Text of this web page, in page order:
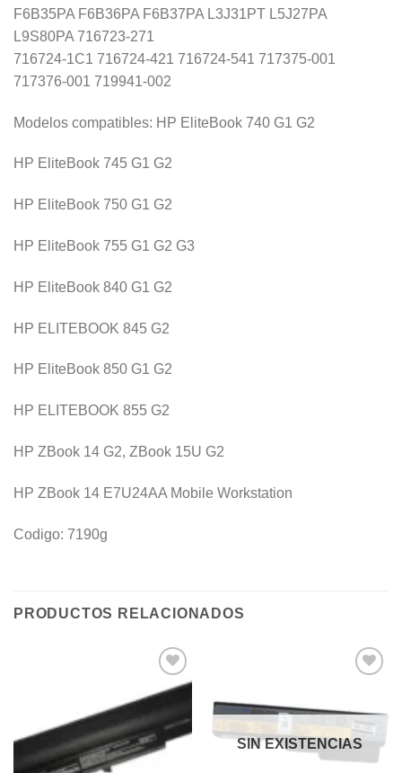
F6B35PA F6B36PA F6B37PA L3J31PT L5J27PA
L9S80PA 716723-271
716724-1C1 716724-421 716724-541 717375-001
717376-001 719941-002
Modelos compatibles: HP EliteBook 740 G1 G2
HP EliteBook 745 G1 G2
HP EliteBook 750 G1 G2
HP EliteBook 755 G1 G2 G3
HP EliteBook 840 G1 G2
HP ELITEBOOK 845 G2
HP EliteBook 850 G1 G2
HP ELITEBOOK 855 G2
HP ZBook 14 G2, ZBook 15U G2
HP ZBook 14 E7U24AA Mobile Workstation
Codigo: 7190g
PRODUCTOS RELACIONADOS
Añadir
lista de
deseos
lista de
deseos
SIN EXISTENCIAS